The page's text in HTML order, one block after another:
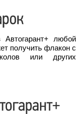
любой
получить флакон с
или других